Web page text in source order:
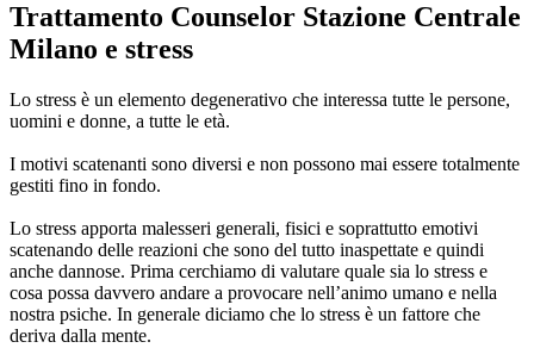
Trattamento Counselor Stazione Centrale
Milano e stress
Lo stress è un elemento degenerativo che interessa tutte le persone,
uomini e donne, a tutte le età.
I motivi scatenanti sono diversi e non possono mai essere totalmente
gestiti fino in fondo.
Lo stress apporta malesseri generali, fisici e soprattutto emotivi
scatenando delle reazioni che sono del tutto inaspettate e quindi
anche dannose. Prima cerchiamo di valutare quale sia lo stress e
cosa possa davvero andare a provocare nell’animo umano e nella
nostra psiche. In generale diciamo che lo stress è un fattore che
deriva dalla mente.